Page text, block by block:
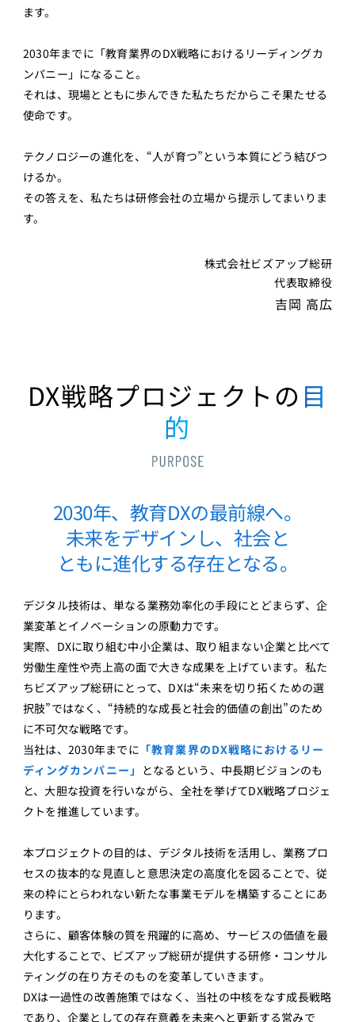
ます。
2030年までに「教育業界のDX戦略におけるリーディングカ
ンパニー」になること。
それは、現場とともに歩んできた私たちだからこそ果たせる
使命です。
テクノロジーの進化を、“人が育つ”という本質にどう結びつ
けるか。
その答えを、私たちは研修会社の立場から提示してまいりま
す。
株式会社ビズアップ総研
代表取締役
吉岡 高広
DX戦略プロジェクトの 目
的
2030年、教育DXの最前線へ。
未来をデザインし、社会と
ともに進化する存在となる。
デジタル技術は、単なる業務効率化の手段にとどまらず、企
業変革とイノベーションの原動力です。
実際、DXに取り組む中小企業は、取り組まない企業と比べて
労働生産性や売上高の面で大きな成果を上げています。私た
ちビズアップ総研にとって、DXは“未来を切り拓くための選
択肢”ではなく、“持続的な成長と社会的価値の創出”のため
に不可欠な戦略です。
当社は、2030年までに 「教育業界のDX戦略におけるリー
ディングカンパニー」 となるという、中長期ビジョンのも
と、大胆な投資を行いながら、全社を挙げてDX戦略プロジェ
クトを推進しています。
本プロジェクトの目的は、デジタル技術を活用し、業務プロ
セスの抜本的な見直しと意思決定の高度化を図ることで、従
来の枠にとらわれない新たな事業モデルを構築することにあ
ります。
さらに、顧客体験の質を飛躍的に高め、サービスの価値を最
大化することで、ビズアップ総研が提供する研修・コンサル
ティングの在り方そのものを変革していきます。
DXは一過性の改善施策ではなく、当社の中核をなす成長戦略
であり、企業としての存在意義を未来へと更新する営みで